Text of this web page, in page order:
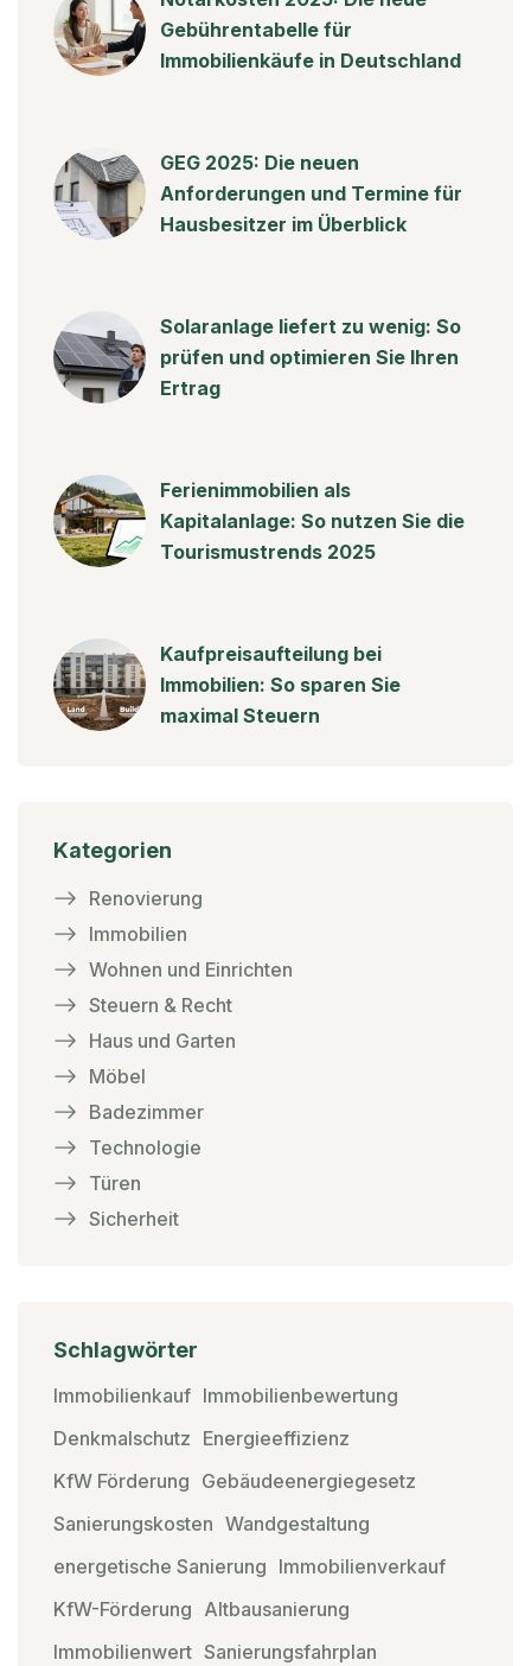
Gebührentabelle für
Immobilienkäufe in Deutschland
GEG 2025: Die neuen
Anforderungen und Termine für
Hausbesitzer im Überblick
Solaranlage liefert zu wenig: So
prüfen und optimieren Sie Ihren
Ertrag
Ferienimmobilien als
Kapitalanlage: So nutzen Sie die
Tourismustrends 2025
Kaufpreisaufteilung bei
Immobilien: So sparen Sie
maximal Steuern
Kategorien
Renovierung
Immobilien
Wohnen und Einrichten
Steuern & Recht
Haus und Garten
Möbel
Badezimmer
Technologie
Türen
Sicherheit
Schlagwörter
Immobilienkauf Immobilienbewertung
Denkmalschutz Energieeffizienz
KfW Förderung Gebäudeenergiegesetz
Sanierungskosten Wandgestaltung
energetische Sanierung Immobilienverkauf
KfW-Förderung Altbausanierung
Immobilienwert Sanierungsfahrplan